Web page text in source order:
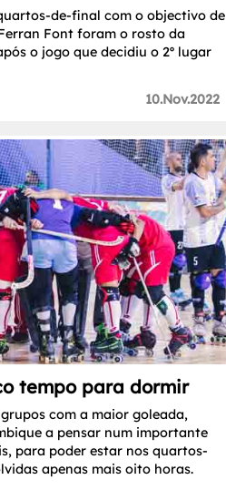
de-final com o objectivo de
Font foram o rosto da
o jogo que decidiu o 2º lugar
10.Nov.2022
tempo para dormir
com a maior goleada,
a pensar num importante
para poder estar nos quartos-
apenas mais oito horas.